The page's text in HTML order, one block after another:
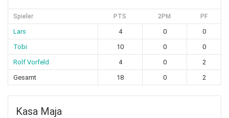
Spieler PTS 2PM PF
Lars 4 0
0
Tobi
10 0
0
Rolf Vorfeld
4 0
2
Gesamt
18 0 2
Kasa Maja